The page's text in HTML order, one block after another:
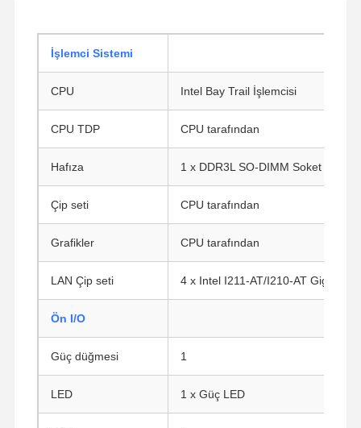
İşlemci Sistemi
CPU Intel Bay Trail İşlemcisi
CPU TDP CPU tarafından
Hafıza 1 x DDR3L SO-DIMM Soket
Çip seti CPU tarafından
Grafikler CPU tarafından
LAN Çip seti 4 x Intel I211-AT/I210-AT Gigabit
Ön I/O
Güç düğmesi 1
LED 1 x Güç LED